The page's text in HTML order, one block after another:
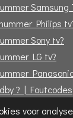
voor
Samsung
Philips
Sony tv?
LG tv?
? | Foutcodes